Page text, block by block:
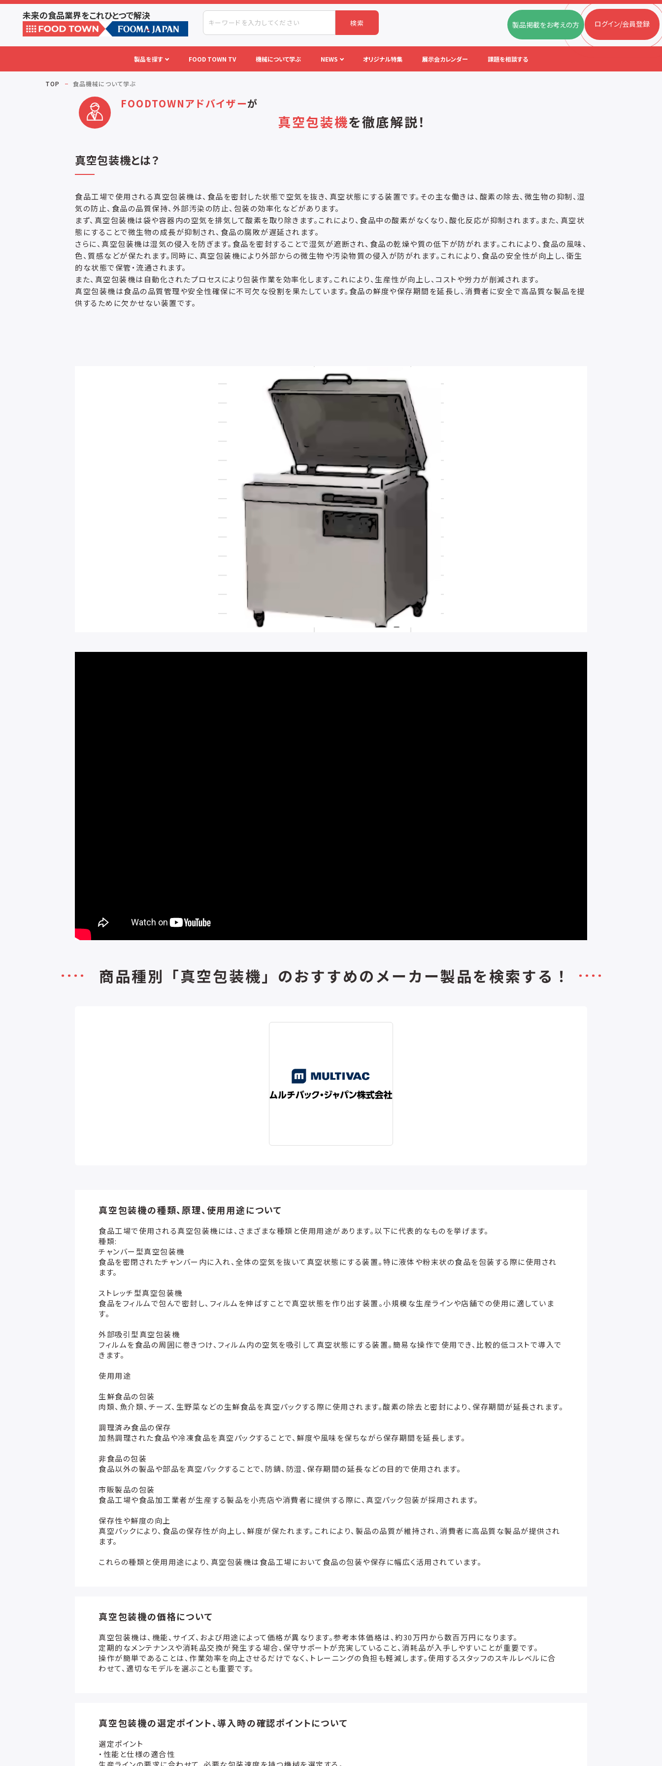
未来の食品業界をこれひとつで解決
検索 製品掲載をお考えの方 ログイン/会員登録
製品を探す FOOD TOWN TV 機械について学ぶ NEWS オリジナル特集 展示会カレンダー 課題を相談する
TOP 食品機械について学ぶ
FOODTOWNアドバイザーが
真空包装機を徹底解説！
真空包装機とは？
食品工場で使用される真空包装機は、食品を密封した状態で空気を抜き、真空状態にする装置です。その主な働きは、酸素の除去、微生物の抑制、湿
気の防止、食品の品質保持、外部汚染の防止、包装の効率化などがあります。
まず、真空包装機は袋や容器内の空気を排気して酸素を取り除きます。これにより、食品中の酸素がなくなり、酸化反応が抑制されます。また、真空状
態にすることで微生物の成長が抑制され、食品の腐敗が遅延されます。
さらに、真空包装機は湿気の侵入を防ぎます。食品を密封することで湿気が遮断され、食品の乾燥や質の低下が防がれます。これにより、食品の風味、
色、質感などが保たれます。同時に、真空包装機により外部からの微生物や汚染物質の侵入が防がれます。これにより、食品の安全性が向上し、衛生
的な状態で保管・流通されます。
また、真空包装機は自動化されたプロセスにより包装作業を効率化します。これにより、生産性が向上し、コストや労力が削減されます。
真空包装機は食品の品質管理や安全性確保に不可欠な役割を果たしています。食品の鮮度や保存期間を延長し、消費者に安全で高品質な製品を提
供するために欠かせない装置です。
商品種別「真空包装機」のおすすめのメーカー製品を検索する！
真空包装機の種類、原理、使用用途について
食品工場で使用される真空包装機には、さまざまな種類と使用用途があります。以下に代表的なものを挙げます。
種類:
チャンバー型真空包装機
食品を密閉されたチャンバー内に入れ、全体の空気を抜いて真空状態にする装置。特に液体や粉末状の食品を包装する際に使用され
ます。
ストレッチ型真空包装機
食品をフィルムで包んで密封し、フィルムを伸ばすことで真空状態を作り出す装置。小規模な生産ラインや店舗での使用に適していま
す。
外部吸引型真空包装機
フィルムを食品の周囲に巻きつけ、フィルム内の空気を吸引して真空状態にする装置。簡易な操作で使用でき、比較的低コストで導入で
きます。
使用用途
生鮮食品の包装
肉類、魚介類、チーズ、生野菜などの生鮮食品を真空パックする際に使用されます。酸素の除去と密封により、保存期間が延長されます。
調理済み食品の保存
加熱調理された食品や冷凍食品を真空パックすることで、鮮度や風味を保ちながら保存期間を延長します。
非食品の包装
食品以外の製品や部品を真空パックすることで、防錆、防湿、保存期間の延長などの目的で使用されます。
市販製品の包装
食品工場や食品加工業者が生産する製品を小売店や消費者に提供する際に、真空パック包装が採用されます。
保存性や鮮度の向上
真空パックにより、食品の保存性が向上し、鮮度が保たれます。これにより、製品の品質が維持され、消費者に高品質な製品が提供され
ます。
これらの種類と使用用途により、真空包装機は食品工場において食品の包装や保存に幅広く活用されています。
真空包装機の価格について
真空包装機は、機能、サイズ、および用途によって価格が異なります。参考本体価格は、約30万円から数百万円になります。
定期的なメンテナンスや消耗品交換が発生する場合、保守サポートが充実していること、消耗品が入手しやすいことが重要です。
操作が簡単であることは、作業効率を向上させるだけでなく、トレーニングの負担も軽減します。使用するスタッフのスキルレベルに合
わせて、適切なモデルを選ぶことも重要です。
真空包装機の選定ポイント、導入時の確認ポイントについて
選定ポイント
・性能と仕様の適合性